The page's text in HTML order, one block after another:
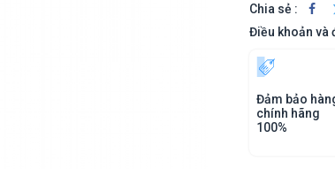
Chia sẻ :
Điều khoản và
Đảm bảo
chính hãng
100%